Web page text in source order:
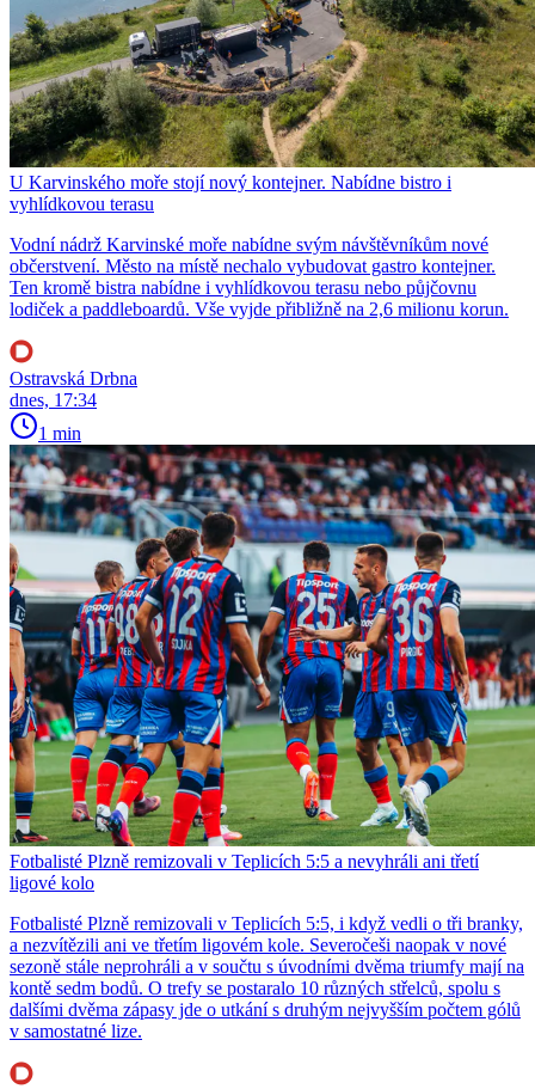
U Karvinského moře stojí nový kontejner. Nabídne bistro i
vyhlídkovou terasu
Vodní nádrž Karvinské moře nabídne svým návštěvníkům nové
občerstvení. Město na místě nechalo vybudovat gastro kontejner.
Ten kromě bistra nabídne i vyhlídkovou terasu nebo půjčovnu
lodiček a paddleboardů. Vše vyjde přibližně na 2,6 milionu korun.
Ostravská Drbna
dnes, 17:34
1 min
Fotbalisté Plzně remizovali v Teplicích 5:5 a nevyhráli ani třetí
ligové kolo
Fotbalisté Plzně remizovali v Teplicích 5:5, i když vedli o tři branky,
a nezvítězili ani ve třetím ligovém kole. Severočeši naopak v nové
sezoně stále neprohráli a v součtu s úvodními dvěma triumfy mají na
kontě sedm bodů. O trefy se postaralo 10 různých střelců, spolu s
dalšími dvěma zápasy jde o utkání s druhým nejvyšším počtem gólů
v samostatné lize.